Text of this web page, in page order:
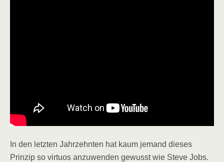
In den letzten Jahrzehnten hat kaum jemand dieses
Prinzip so virtuos anzuwenden gewusst wie Steve Jobs.